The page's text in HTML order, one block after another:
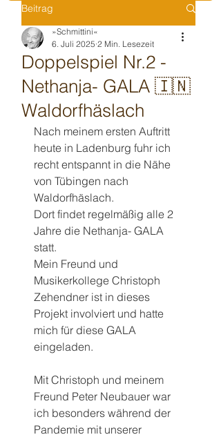
Beitrag
Doppelspiel Nr.2 -
Nethanja- GALA 🇮🇳
Waldorfhäslach
»Schmittini«
6. Juli 2025 2 Min. Lesezeit
Nach meinem ersten Auftritt
heute in Ladenburg fuhr ich
recht entspannt in die Nähe
von Tübingen nach
Waldorfhäslach.
Dort findet regelmäßig alle 2
Jahre die Nethanja- GALA
statt.
Mein Freund und
Musikerkollege Christoph
Zehendner ist in dieses
Projekt involviert und hatte
mich für diese GALA
eingeladen.
Mit Christoph und meinem
Freund Peter Neubauer war
ich besonders während der
Pandemie mit unserer